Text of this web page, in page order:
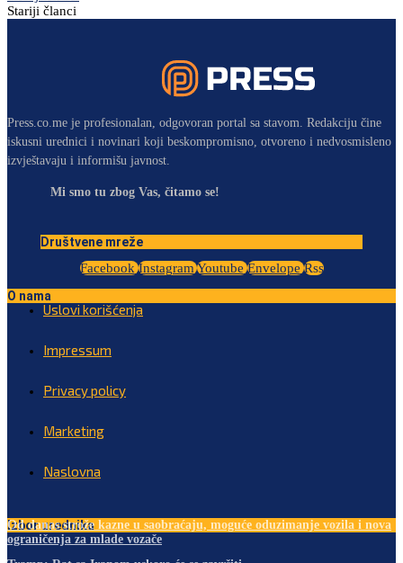
Stariji članci
Press.co.me je profesionalan, odgovoran portal sa stavom. Redakciju čine
iskusni urednici i novinari koji beskompromisno, otvoreno i nedvosmisleno
izvještavaju i informišu javnost.
Mi smo tu zbog Vas, čitamo se!
Društvene mreže
Facebook Instagram Youtube Envelope Rss
O nama
Uslovi korišćenja
Impressum
Privacy policy
Marketing
Naslovna
Izbor urednika
Od danas strože kazne u saobraćaju, moguće oduzimanje vozila i nova
ograničenja za mlade vozače